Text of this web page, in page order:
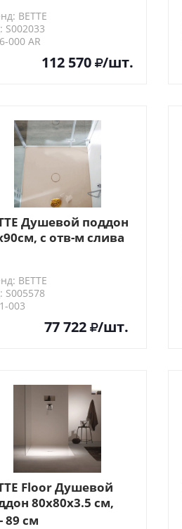
цвет:
BETTE
S002033
000 AR
112 570 /шт.
Душевой поддон
с отв-м слива
цвет bahama
BETTE
S005578
003
77 722 /шт.
Floor Душевой
80х80х3.5 см,
D9см,
89 см